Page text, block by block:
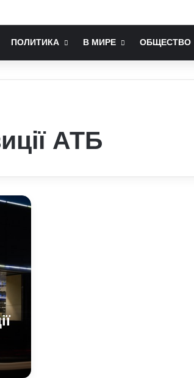
послом України у США: хто він та чим відомий
ПОЛИТИКА В МИРЕ ОБЩЕСТВО
АТБ